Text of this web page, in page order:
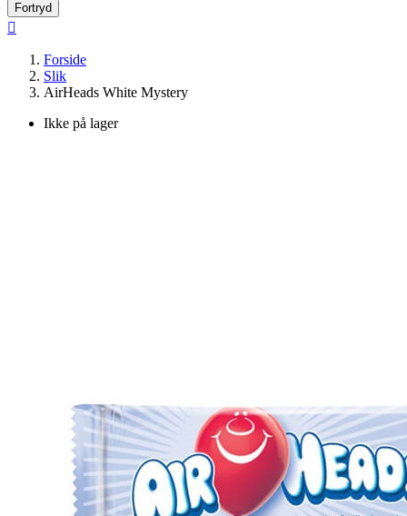
Fortryd

Forside
Slik
AirHeads White Mystery
Ikke på lager